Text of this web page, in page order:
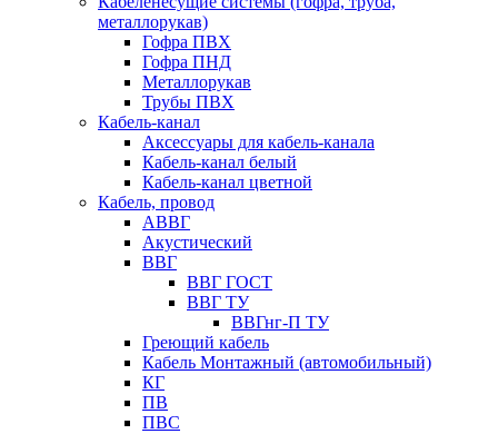
металлорукав)
Гофра ПВХ
Гофра ПНД
Металлорукав
Трубы ПВХ
Кабель-канал
Аксессуары для кабель-канала
Кабель-канал белый
Кабель-канал цветной
Кабель, провод
АВВГ
Акустический
ВВГ
ВВГ ГОСТ
ВВГ ТУ
ВВГнг-П ТУ
Греющий кабель
Кабель Монтажный (автомобильный)
КГ
ПВ
ПВС